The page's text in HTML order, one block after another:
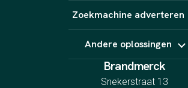
Webshop laten maken
Landingspagina's
CRO
Zoekmachine adverteren
Bing Ads
YouTube Ads
Andere oplossingen
Indeed
Spotify
Brandmerck
Snekerstraat 13